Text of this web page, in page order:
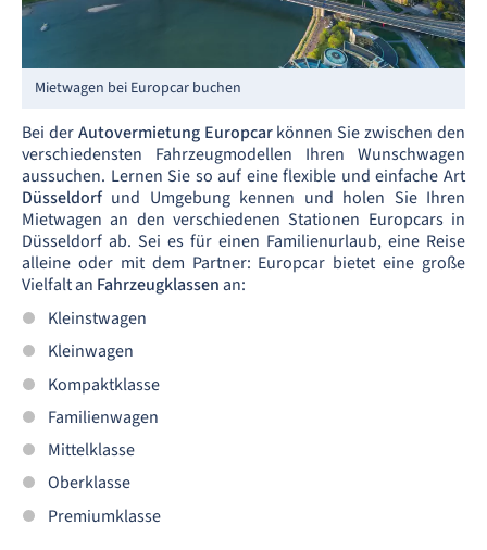
Mietwagen bei Europcar buchen
Bei derAutovermietung Europcarkönnen Sie zwischen den
verschiedensten Fahrzeugmodellen Ihren Wunschwagen
aussuchen. Lernen Sie so auf eine flexible und einfache Art
Düsseldorf und Umgebung kennen und holen Sie Ihren
Mietwagen an den verschiedenen Stationen Europcars in
Düsseldorf ab. Sei es für einen Familienurlaub, eine Reise
alleine oder mit dem Partner: Europcar bietet eine große
Vielfalt an Fahrzeugklassenan:
Kleinstwagen
Kleinwagen
Kompaktklasse
Familienwagen
Mittelklasse
Oberklasse
Premiumklasse